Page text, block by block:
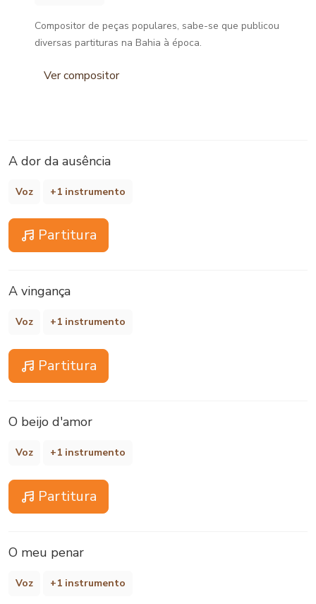
Compositor de peças populares, sabe-se que publicou
diversas partituras na Bahia à época.
Ver compositor
A dor da ausência
Voz +1 instrumento
Partitura
A vingança
Voz +1 instrumento
Partitura
O beijo d'amor
Voz +1 instrumento
Partitura
O meu penar
Voz +1 instrumento